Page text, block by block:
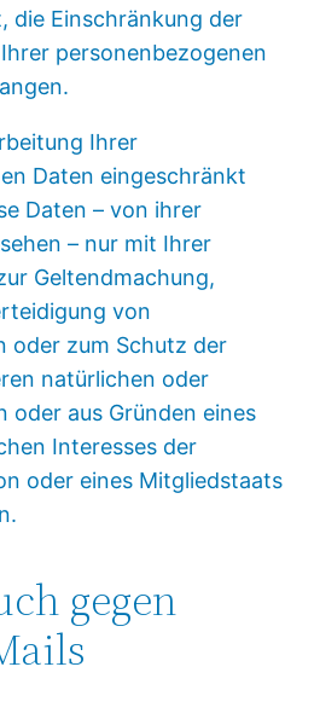
die Einschränkung der
personenbezogenen
Ihrer
Daten eingeschränkt
Daten – von ihrer
– nur mit Ihrer
Geltendmachung,
von
oder zum Schutz der
natürlichen oder
oder aus Gründen eines
Interesses der
oder eines Mitgliedstaats
gegen